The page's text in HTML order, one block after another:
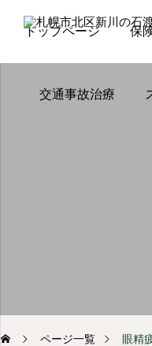
トップページ 保
交通事故治療
ページ一覧 眼精